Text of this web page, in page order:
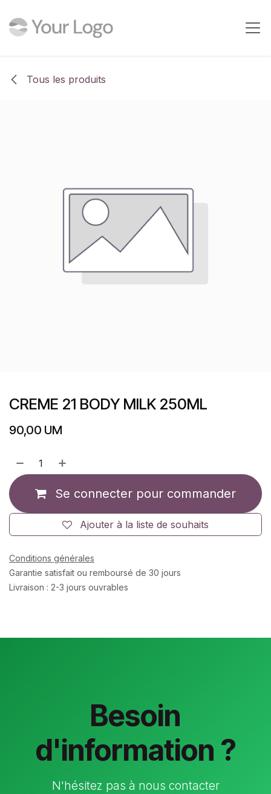
Tous les produits
CREME 21 BODY MILK 250ML
90,00 UM
Se connecter pour commander
Ajouter à la liste de souhaits
Conditions générales
Garantie satisfait ou remboursé de 30 jours
Livraison : 2-3 jours ouvrables
Besoin
d'information ?
N'hésitez pas à nous contacter